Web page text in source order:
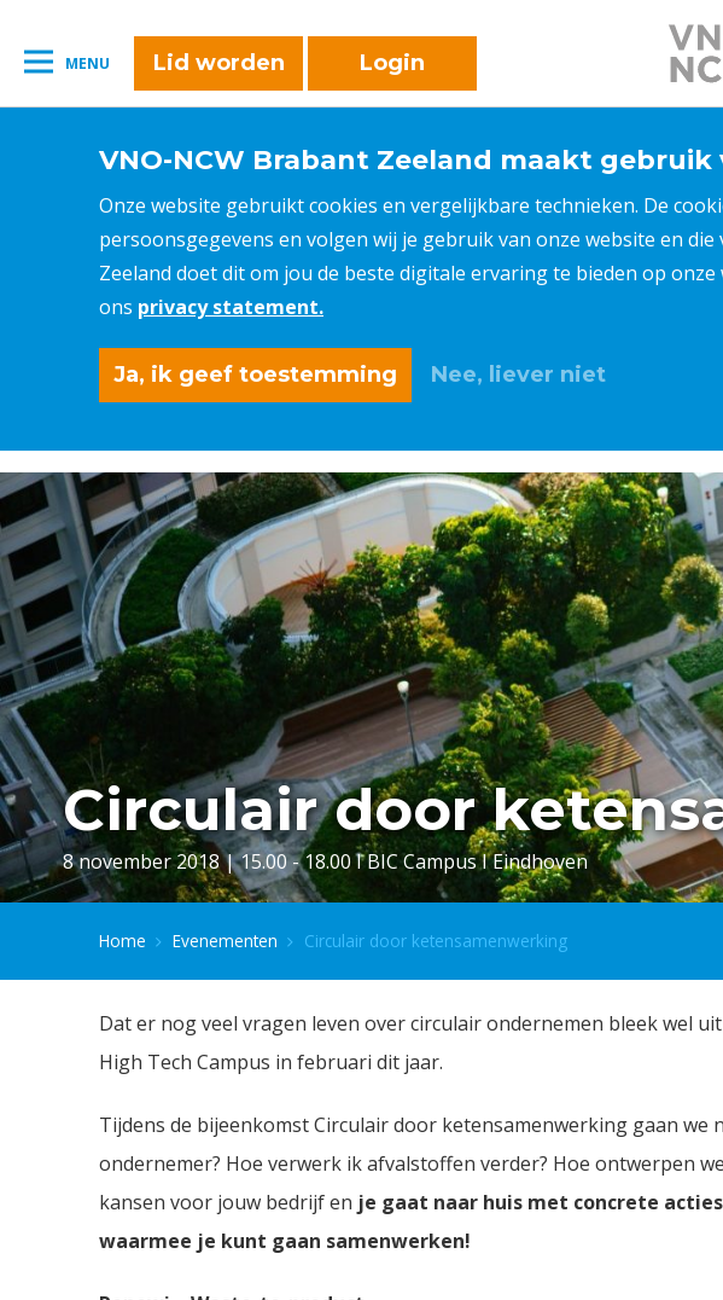
MENU Lid worden Login
VNO-NCW Brabant Zeeland maakt gebruik
Onze website gebruikt cookies en vergelijkbare technieken. De
persoonsgegevens en volgen wij je gebruik van onze website en
Zeeland doet dit om jou de beste digitale ervaring te bieden op
ons privacy statement.
Ja, ik geef toestemming Nee, liever niet
Circulair door
8 november 2018 | 15.00 - 18.00 I BIC Campus I Eindhoven
Home Evenementen Circulair door ketensamenwerking
Dat er nog veel vragen leven over circulair ondernemen bleek wel
High Tech Campus in februari dit jaar.
Tijdens de bijeenkomst Circulair door ketensamenwerking gaan we
ondernemer? Hoe verwerk ik afvalstoffen verder? Hoe ontwerpen
kansen voor jouw bedrijf en je gaat naar huis met concrete
waarmee je kunt gaan samenwerken!